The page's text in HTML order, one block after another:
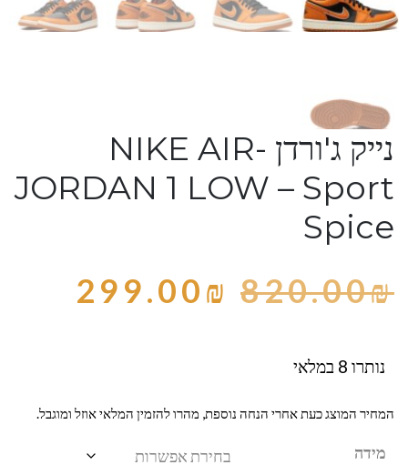
נייק ג'ורדן -NIKE AIR
JORDAN 1 LOW – Sport
Spice
820.00₪
299.00₪
נותרו 8 במלאי
המחיר המוצג כעת אחרי הנחה נוספת, מהרו להזמין המלאי אוזל ומוגבל.
מידה